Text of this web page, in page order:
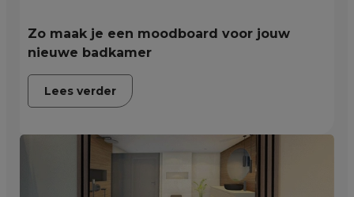
Zo maak je een moodboard voor jouw
nieuwe badkamer
Lees verder